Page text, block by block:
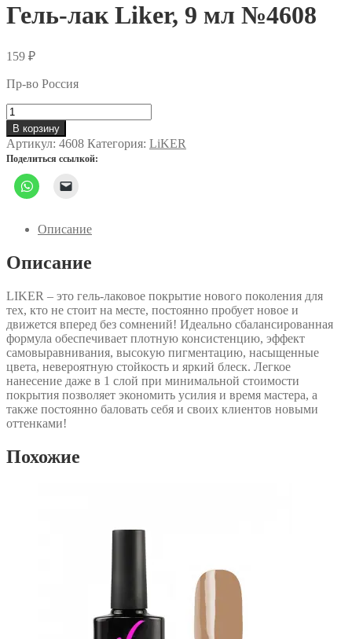
Гель-лак Liker, 9 мл №4608
159 ₽
Пр-во Россия
Количество
товара
Гель-
лак
Liker,
мл
В корзину
Артикул: 4608 Категория: LiKER
Поделиться ссылкой:
Описание
Описание
LIKER – это гель-лаковое покрытие нового поколения для
тех, кто не стоит на месте, постоянно пробует новое и
движется вперед без сомнений! Идеально сбалансированная
формула обеспечивает плотную консистенцию, эффект
самовыравнивания, высокую пигментацию, насыщенные
цвета, невероятную стойкость и яркий блеск. Легкое
нанесение даже в 1 слой при минимальной стоимости
покрытия позволяет экономить усилия и время мастера, а
также постоянно баловать себя и своих клиентов новыми
оттенками!
Похожие